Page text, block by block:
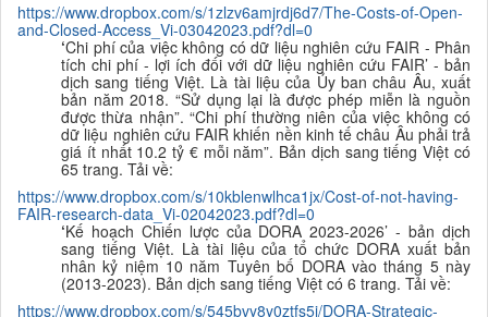
https://www.dropbox.com/s/1zlzv6amjrdj6d7/The-Costs-of-Open-
and-Closed-Access_Vi-03042023.pdf?dl=0
‘Chi phí của việc không có dữ liệu nghiên cứu FAIR - Phân
tích chi phí - lợi ích đối với dữ liệu nghiên cứu FAIR’ - bản
dịch sang tiếng Việt. Là tài liệu của Ủy ban châu Âu, xuất
bản năm 2018. “Sử dụng lại là được phép miễn là nguồn
được thừa nhận”. “Chi phí thường niên của việc không có
dữ liệu nghiên cứu FAIR khiến nền kinh tế châu Âu phải trả
giá ít nhất 10.2 tỷ € mỗi năm”. Bản dịch sang tiếng Việt có
65 trang. Tải về:
https://www.dropbox.com/s/10kblenwlhca1jx/Cost-of-not-having-
FAIR-research-data_Vi-02042023.pdf?dl=0
‘Kế hoạch Chiến lược của DORA 2023-2026’ - bản dịch
sang tiếng Việt. Là tài liệu của tổ chức DORA xuất bản
nhân kỷ niệm 10 năm Tuyên bố DORA vào tháng 5 này
(2013-2023). Bản dịch sang tiếng Việt có 6 trang. Tải về:
https://www.dropbox.com/s/545bvy8y0ztfs5i/DORA-Strategic-